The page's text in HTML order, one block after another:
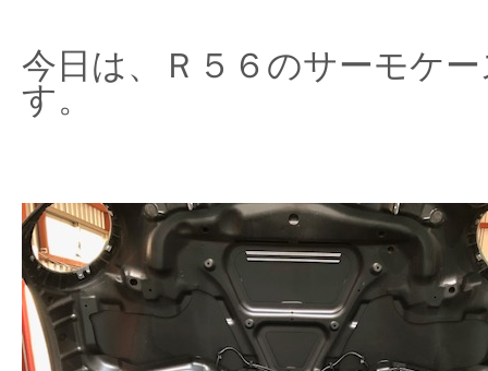
今日は、Ｒ５６のサーモケ
す。